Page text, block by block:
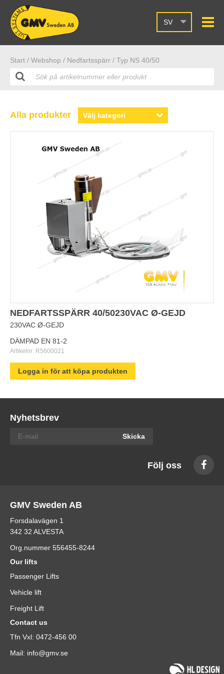
SV
Start / Webshop / Nedfartsspärr / Typ NS 40/50
Alla produkter
NEDFARTSSPÄRR 40/50230VAC Ø-GEJD
230VAC Ø-GEJD
DÄMPAD EN 81-2
Artikelnr: R5600021
Logga in för att köpa produkten
Nyhetsbrev
Skicka
Följ oss
GMV Sweden AB
Forsdalavägen 1
342 32 ALVESTA
Org.nummer 556455-8244
Our lifts
Passenger Lifts
Vehicle lift
Freight Lift
Contact us
Tfn Vxl: 0472-456 00
Mail: info@gmv.se